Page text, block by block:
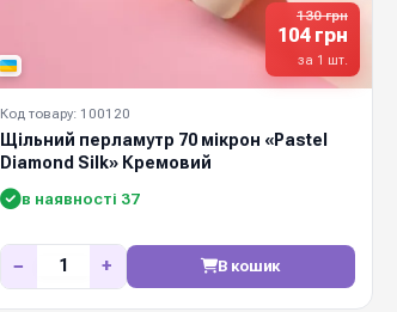
130 грн
104 грн
за 1 шт.
Код товару: 100120
Щільний перламутр 70 мікрон «Pastel
Diamond Silk» Кремовий
в наявності 37
− + В кошик